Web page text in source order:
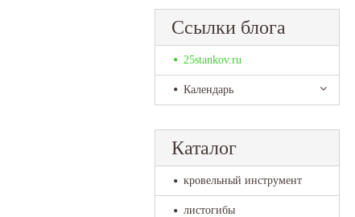
Ссылки блога
25stankov.ru
Календарь
Каталог
кровельный инструмент
листогибы